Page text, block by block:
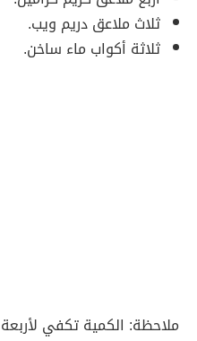
ثلاث ملاعق دريم ويب.
ثلاثة أكواب ماء ساخن.
ملاحظة: الكمية تكفي